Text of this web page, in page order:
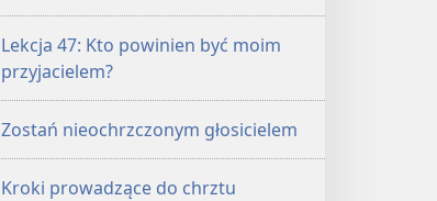
Lekcja 47: Kto powinien być moim
przyjacielem?
Zostań nieochrzczonym głosicielem
Kroki prowadzące do chrztu